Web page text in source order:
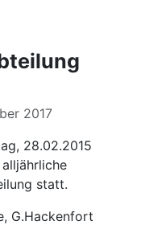
2017
28.02.2015
statt.
G.Hackenfort